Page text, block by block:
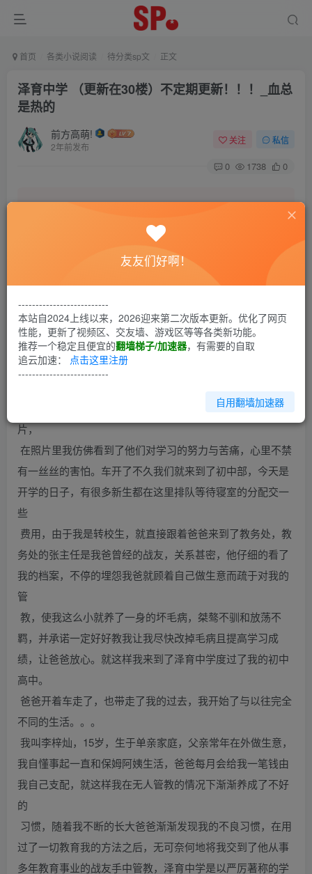
首页 各类小说阅读 待分类sp文 正文
泽育中学 （更新在30楼）不定期更新！！！_血总
是热的
前方高萌!
2年前发布
关注 私信
0 1738 0
另有小说阅读站点，网罗包括训诫文、腐文在内的
第1回
天下着濛濛细雨爸爸开着车把我卸在了远郊的一所环境优美
帘的是巨大的光荣榜，大大的光荣榜里有很多学哥学姐的照
片，
在照片里我仿佛看到了他们对学习的努力与苦痛，心里不禁
有一丝丝的害怕。车开了不久我们就来到了初中部，今天是
开学的日子，有很多新生都在这里排队等待寝室的分配交一
些
费用，由于我是转校生，就直接跟着爸爸来到了教务处，教
务处的张主任是我爸曾经的战友，关系甚密，他仔细的看了
我的档案，不停的埋怨我爸就顾着自己做生意而疏于对我的
管
教，使我这么小就养了一身的坏毛病，桀骜不驯和放荡不
羁，并承诺一定好好教我让我尽快改掉毛病且提高学习成
绩，让爸爸放心。就这样我来到了泽育中学度过了我的初中
高中。
爸爸开着车走了，也带走了我的过去，我开始了与以往完全
不同的生活。。。
我叫李梓灿，15岁，生于单亲家庭，父亲常年在外做生意，
我自懂事起一直和保姆阿姨生活，爸爸每月会给我一笔钱由
我自己支配，就这样我在无人管教的情况下渐渐养成了不好
的
习惯，随着我不断的长大爸爸渐渐发现我的不良习惯，在用
过了一切教育我的方法之后，无可奈何地将我交到了他从事
多年教育事业的战友手中管教，泽育中学是以严厉著称的学
友友们好啊！
--------------------------
本站自2024上线以来，2026迎来第二次版本更新。优化了网页
性能，更新了视频区、交友墙、游戏区等等各类新功能。
推荐一个稳定且便宜的翻墙梯子/加速器，有需要的自取
追云加速： 点击这里注册
--------------------------
自用翻墙加速器